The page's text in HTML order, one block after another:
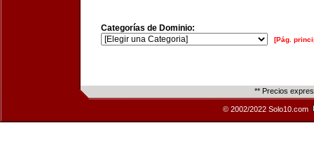
Categorías de Dominio:
[Pág.
** Precios
© 2002/2022 Solo10.com